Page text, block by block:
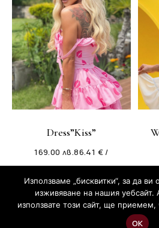
Dress”Kiss”
86.41 € /
169.00 лв.
Copyright © 2026 Бутик Mon
Използваме „бисквитки“, за да
изживяване на нашия
използвате този сайт, ще
ОК